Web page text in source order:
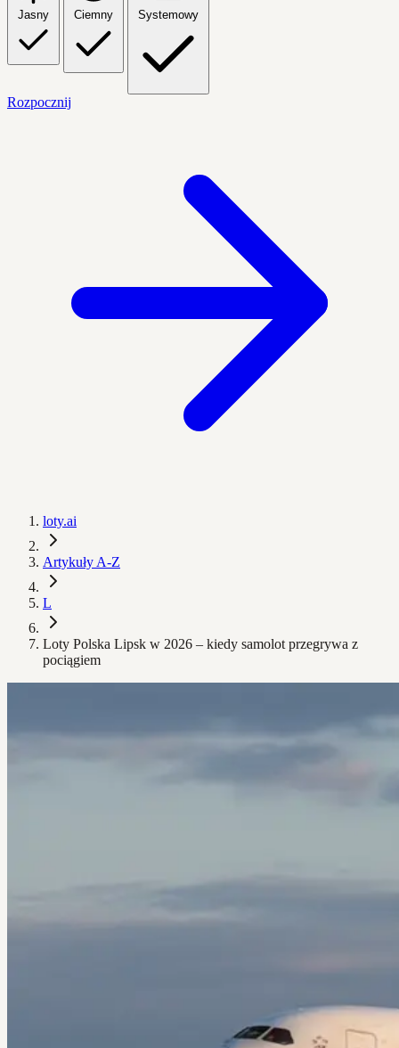
Jasny Ciemny Systemowy
Rozpocznij
loty.ai
Artykuły A-Z
L
Loty Polska Lipsk w 2026 – kiedy samolot przegrywa z
pociągiem